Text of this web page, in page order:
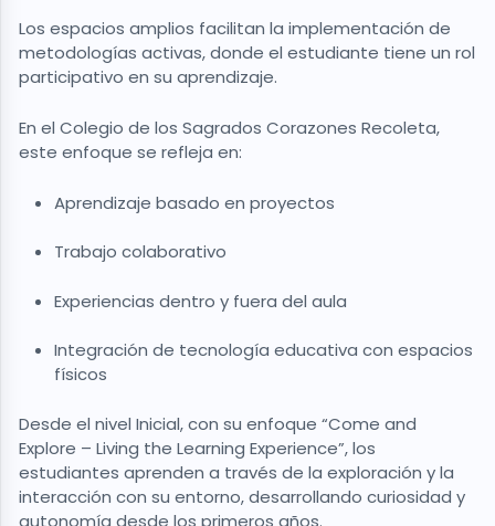
Los espacios amplios facilitan la implementación de
metodologías activas, donde el estudiante tiene un rol
participativo en su aprendizaje.
En el Colegio de los Sagrados Corazones Recoleta,
este enfoque se refleja en:
Aprendizaje basado en proyectos
Trabajo colaborativo
Experiencias dentro y fuera del aula
Integración de tecnología educativa con espacios
físicos
Desde el nivel Inicial, con su enfoque “Come and
Explore – Living the Learning Experience”, los
estudiantes aprenden a través de la exploración y la
interacción con su entorno, desarrollando curiosidad y
autonomía desde los primeros años.